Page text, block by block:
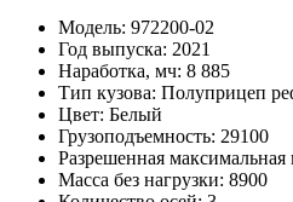
Модель: 972200-02
Год выпуска: 2021
Наработка, мч: 8 885
Тип кузова: Полуприцеп
Цвет: Белый
Грузоподъемность: 29100
Разрешенная максимальная
Масса без нагрузки: 8900